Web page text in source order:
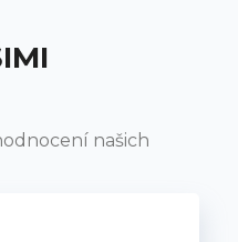
našich